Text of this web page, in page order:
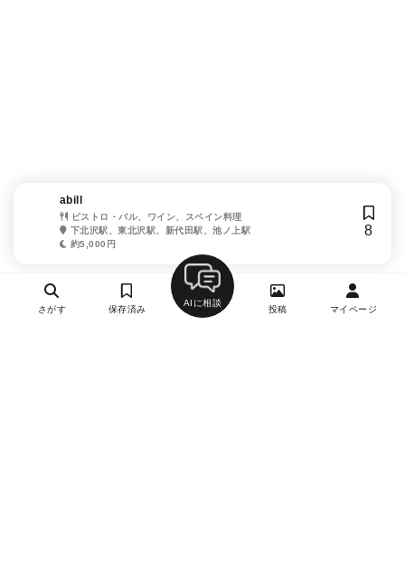
abill
ビストロ・バル、ワイン、スペイン料理
下北沢駅、東北沢駅、新代田駅、池ノ上駅
約5,000円
8
さがす 保存済み
AIに相談
投稿 マイページ